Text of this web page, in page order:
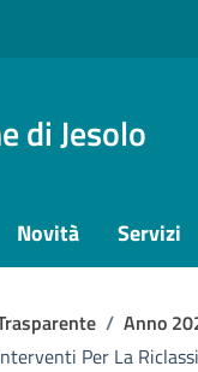
di Jesolo
Novità Servizi
/ Anno
Per La